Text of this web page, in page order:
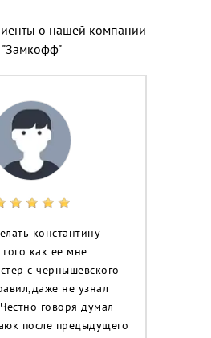
о нашей компании
"Замкофф"
константину
как ее мне
с чернышевского
не узнал
говоря думал
после предыдущего